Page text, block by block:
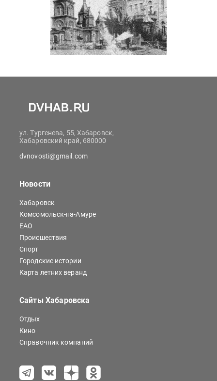
ул. Тургенева, 55, Хабаровск,
Хабаровский край, 680000
dvnovosti@gmail.com
Новости
Хабаровск
Комсомольск-на-Амуре
ЕАО
Происшествия
Спорт
Городские истории
Карта летних веранд
Сайты Хабаровска
Отдых
Кино
Справочник компаний